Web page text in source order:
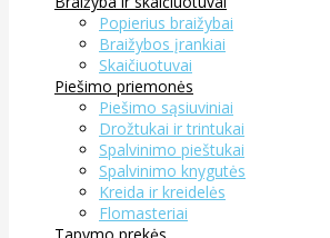
Popierius braižybai
Braižybos įrankiai
Skaičiuotuvai
Piešimo priemonės
Piešimo sąsiuviniai
Drožtukai ir trintukai
Spalvinimo pieštukai
Spalvinimo knygutės
Kreida ir kreidelės
Flomasteriai
Tapymo prekės